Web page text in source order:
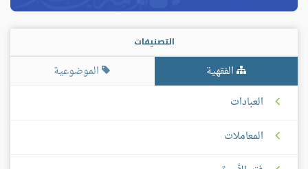
التصنيفات
الفقهية
الموضوعية
العبادات
المعاملات